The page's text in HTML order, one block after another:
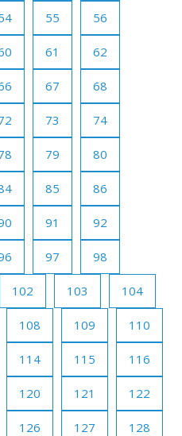
55 56
61 62
67 68
73 74
79 80
85 86
91 92
97 98
102 103 104
108 109 110
114 115 116
120 121 122
126 127 128